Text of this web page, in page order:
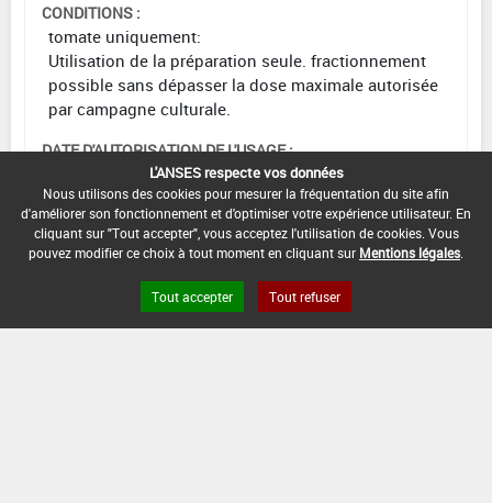
CONDITIONS :
tomate uniquement:
Utilisation de la préparation seule. fractionnement
possible sans dépasser la dose maximale autorisée
par campagne culturale.
DATE D'AUTORISATION DE L'USAGE :
Aubergine*Désherbage
DOSE
DÉLAIS
ZNT
L'ANSES respecte vos données
Nous utilisons des cookies pour mesurer la fréquentation du site afin
d'améliorer son fonctionnement et d'optimiser votre expérience utilisateur. En
cliquant sur "Tout accepter", vous acceptez l'utilisation de cookies. Vous
pouvez modifier ce choix à tout moment en cliquant sur Mentions légales
Tout accepter Tout refuser